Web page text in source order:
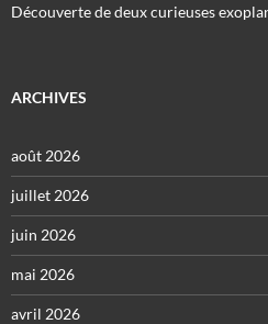
Découverte de deux curieuses
ARCHIVES
août 2026
juillet 2026
juin 2026
mai 2026
avril 2026